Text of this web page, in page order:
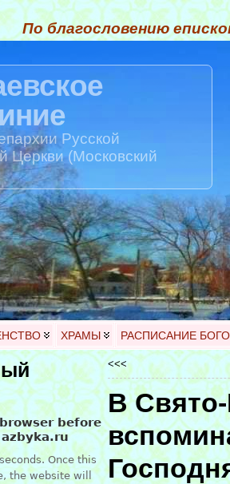
По благословению
Русской
Церкви (Московский
ХРАМЫ РАСПИСАНИЕ
<<<
В Свято-